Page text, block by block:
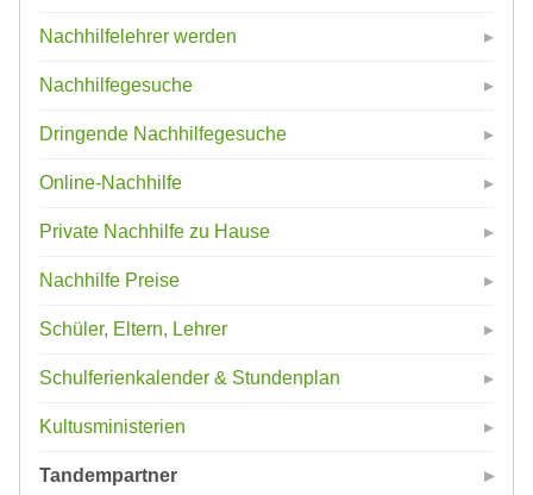
Nachhilfelehrer werden
Nachhilfegesuche
Dringende Nachhilfegesuche
Online-Nachhilfe
Private Nachhilfe zu Hause
Nachhilfe Preise
Schüler, Eltern, Lehrer
Schulferienkalender & Stundenplan
Kultusministerien
Tandempartner